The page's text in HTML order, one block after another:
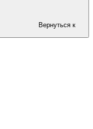
Вернуться к